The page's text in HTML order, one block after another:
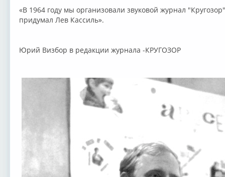
«В 1964 году мы организовали звуковой журнал
придумал Лев Кассиль».
Юрий Визбор в редакции журнала -КРУГОЗОР